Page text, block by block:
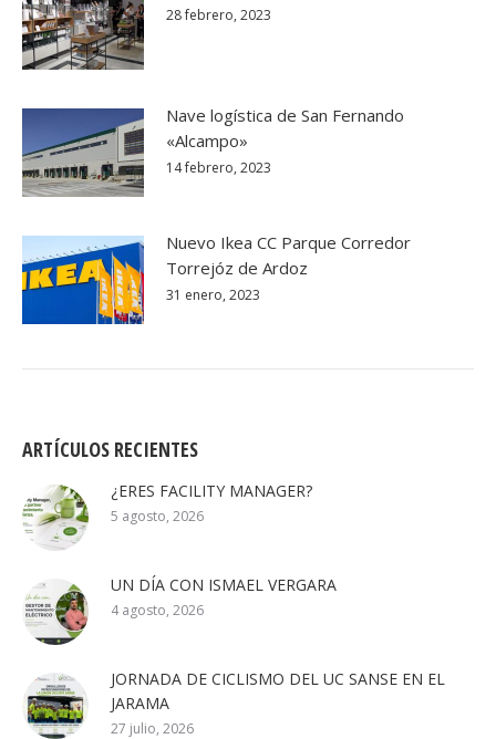
28 febrero, 2023
Nave logística de San Fernando
«Alcampo»
14 febrero, 2023
Nuevo Ikea CC Parque Corredor
Torrejóz de Ardoz
31 enero, 2023
ARTÍCULOS RECIENTES
¿ERES FACILITY MANAGER?
5 agosto, 2026
UN DÍA CON ISMAEL VERGARA
4 agosto, 2026
JORNADA DE CICLISMO DEL UC SANSE EN EL
JARAMA
27 julio, 2026